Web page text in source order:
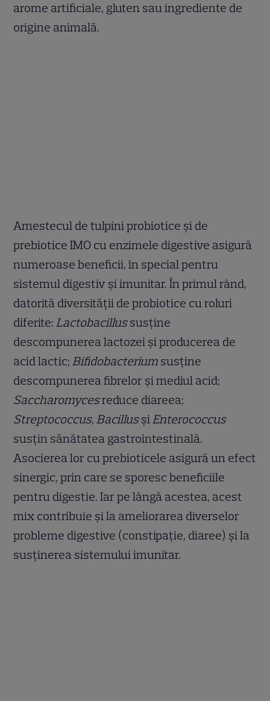
arome artificiale, gluten sau ingrediente de
origine animală.
Amestecul de tulpini probiotice și de
prebiotice IMO cu enzimele digestive asigură
numeroase beneficii, în special pentru
sistemul digestiv și imunitar. În primul rând,
datorită diversității de probiotice cu roluri
diferite:Lactobacillussusține
descompunerea lactozei și producerea de
acid lactic;Bifidobacterium susține
descompunerea fibrelor și mediul acid;
Saccharomycesreduce diareea;
Streptococcus, BacillusșiEnterococcus
susțin sănătatea gastrointestinală.
Asocierea lor cu prebioticele asigură un efect
sinergic, prin care se sporesc beneficiile
pentru digestie. Iar pe lângă acestea, acest
mix contribuie și la ameliorarea diverselor
probleme digestive (constipație, diaree) și la
susținerea sistemului imunitar.